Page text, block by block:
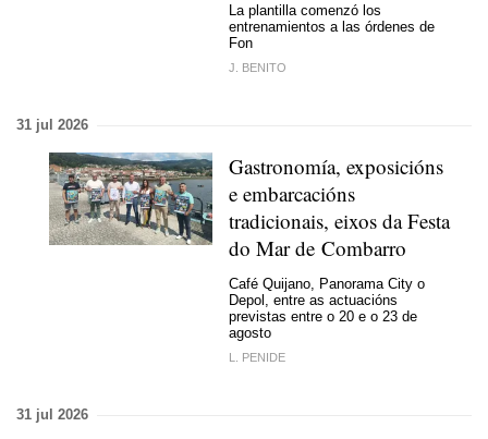
La plantilla comenzó los
entrenamientos a las órdenes de
Fon
J. BENITO
31 jul 2026
Gastronomía, exposicións
e embarcacións
tradicionais, eixos da Festa
do Mar de Combarro
Café Quijano, Panorama City o
Depol, entre as actuacións
previstas entre o 20 e o 23 de
agosto
L. PENIDE
31 jul 2026